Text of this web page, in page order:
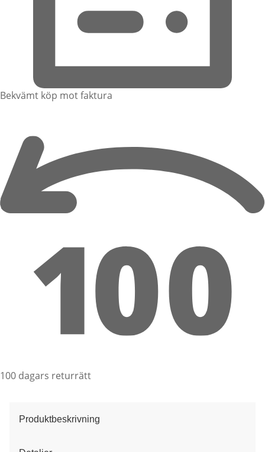
Bekvämt köp mot faktura
100 dagars returrätt
Produktbeskrivning